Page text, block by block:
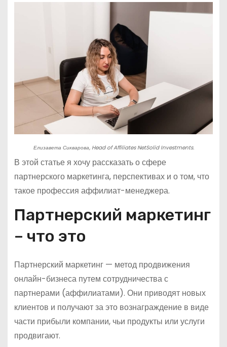
Елизавета Сикварова, Head of Affiliates NetSolid Investments.
В этой статье я хочу рассказать о сфере
партнерского маркетинга, перспективах и о том, что
такое профессия аффилиат-менеджера.
Партнерский маркетинг
– что это
Партнерский маркетинг — метод продвижения
онлайн-бизнеса путем сотрудничества с
партнерами (аффилиатами). Они приводят новых
клиентов и получают за это вознаграждение в виде
части прибыли компании, чьи продукты или услуги
продвигают.